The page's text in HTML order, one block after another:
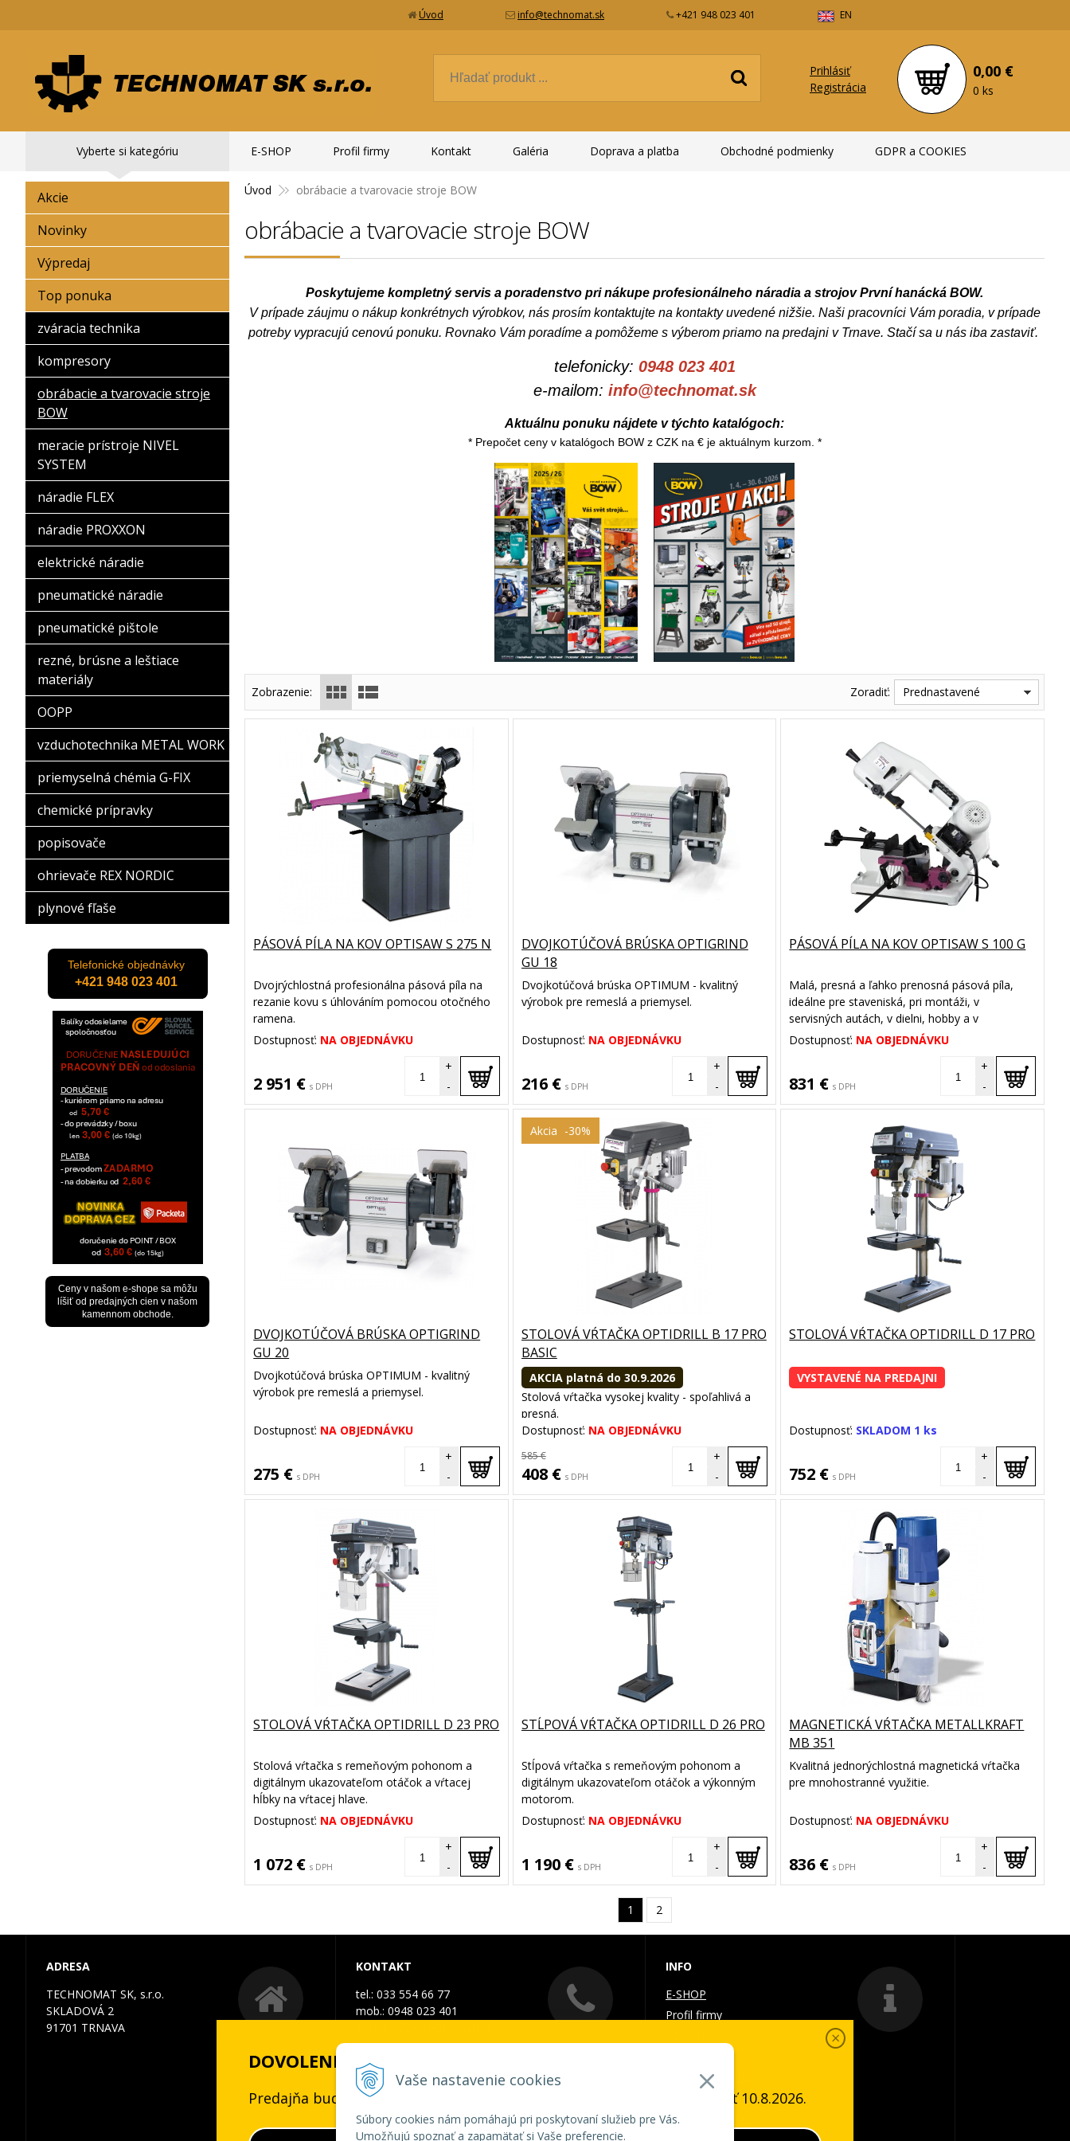
Vaše nastavenie cookies
Súbory cookies nám pomáhajú pri poskytovaní služieb pre Vás.
Umožňujú spoznať a zapamätať si Vaše preferencie.
Úvod info@technomat.sk +421 948 023 401 EN
Prihlásiť
Registrácia
0,00 €
0 ks
Úvod obrábacie a tvarovacie stroje BOW
obrábacie a tvarovacie stroje BOW
Poskytujeme kompletný servis a poradenstvo pri nákupe profesionálneho náradia a strojov První hanácká BOW.
V prípade záujmu o nákup konkrétnych výrobkov, nás prosím kontaktujte na kontakty uvedené nižšie. Naši pracovníci Vám poradia, v prípade
potreby vypracujú cenovú ponuku. Rovnako Vám poradíme a pomôžeme s výberom priamo na predajni v Trnave. Stačí sa u nás iba zastaviť.
telefonicky: 0948 023 401
e-mailom: info@technomat.sk
Aktuálnu ponuku nájdete v týchto katalógoch:
* Prepočet ceny v katalógoch BOW z CZK na € je aktuálnym kurzom. *
Zobrazenie: Zoradiť: Prednastavené
PÁSOVÁ PÍLA NA KOV OPTISAW S 275 N
Dvojrýchlostná profesionálna pásová píla na
rezanie kovu s úhlováním pomocou otočného
ramena.
Dostupnosť: NA OBJEDNÁVKU
2 951 € s DPH
+
-
DVOJKOTÚČOVÁ BRÚSKA OPTIGRIND
GU 18
Dvojkotúčová brúska OPTIMUM - kvalitný
výrobok pre remeslá a priemysel.
Dostupnosť: NA OBJEDNÁVKU
216 € s DPH
+
-
PÁSOVÁ PÍLA NA KOV OPTISAW S 100 G
Malá, presná a ľahko prenosná pásová píla,
ideálne pre staveniská, pri montáži, v
servisných autách, v dielni, hobby a v
poľnohospodárstve.
Dostupnosť: NA OBJEDNÁVKU
831 € s DPH
+
-
DVOJKOTÚČOVÁ BRÚSKA OPTIGRIND
GU 20
Dvojkotúčová brúska OPTIMUM - kvalitný
výrobok pre remeslá a priemysel.
Dostupnosť: NA OBJEDNÁVKU
275 € s DPH
+
-
Akcia -30%
STOLOVÁ VŔTAČKA OPTIDRILL B 17 PRO
BASIC
AKCIA platná do 30.9.2026
Stolová vŕtačka vysokej kvality - spoľahlivá a
presná.
Dostupnosť: NA OBJEDNÁVKU
585 €
408 € s DPH
+
-
STOLOVÁ VŔTAČKA OPTIDRILL D 17 PRO
VYSTAVENÉ NA PREDAJNI
Dostupnosť: SKLADOM 1 ks
752 € s DPH
+
-
STOLOVÁ VŔTAČKA OPTIDRILL D 23 PRO
Stolová vŕtačka s remeňovým pohonom a
digitálnym ukazovateľom otáčok a vŕtacej
hĺbky na vŕtacej hlave.
Dostupnosť: NA OBJEDNÁVKU
1 072 € s DPH
+
-
STĹPOVÁ VŔTAČKA OPTIDRILL D 26 PRO
Stĺpová vŕtačka s remeňovým pohonom a
digitálnym ukazovateľom otáčok a výkonným
motorom.
Dostupnosť: NA OBJEDNÁVKU
1 190 € s DPH
+
-
MAGNETICKÁ VŔTAČKA METALLKRAFT
MB 351
Kvalitná jednorýchlostná magnetická vŕtačka
pre mnohostranné využitie.
Dostupnosť: NA OBJEDNÁVKU
836 € s DPH
+
-
1 2
Akcie
Novinky
Výpredaj
Top ponuka
zváracia technika
kompresory
obrábacie a tvarovacie stroje
BOW
meracie prístroje NIVEL
SYSTEM
náradie FLEX
náradie PROXXON
elektrické náradie
pneumatické náradie
pneumatické pištole
rezné, brúsne a leštiace
materiály
OOPP
vzduchotechnika METAL WORK
priemyselná chémia G-FIX
chemické prípravky
popisovače
ohrievače REX NORDIC
plynové fľaše
Telefonické objednávky
+421 948 023 401
Ceny v našom e-shope sa môžu
líšiť od predajných cien v našom
kamennom obchode.
Vyberte si kategóriu E-SHOP Profil firmy Kontakt Galéria Doprava a platba Obchodné podmienky GDPR a COOKIES
ADRESA
TECHNOMAT SK, s.r.o.
SKLADOVÁ 2
91701 TRNAVA
KONTAKT
tel.: 033 554 66 77
mob.: 0948 023 401
INFO
E-SHOP
Profil firmy
Doprava a platba
Obchodné podmienky
GDPR a COOKIES
DOVOLENKA 3. - 7. augusta 2026
Predajňa bude ZATVORENÁ a vytvorené objednávky začneme vybavovať 10.8.2026.